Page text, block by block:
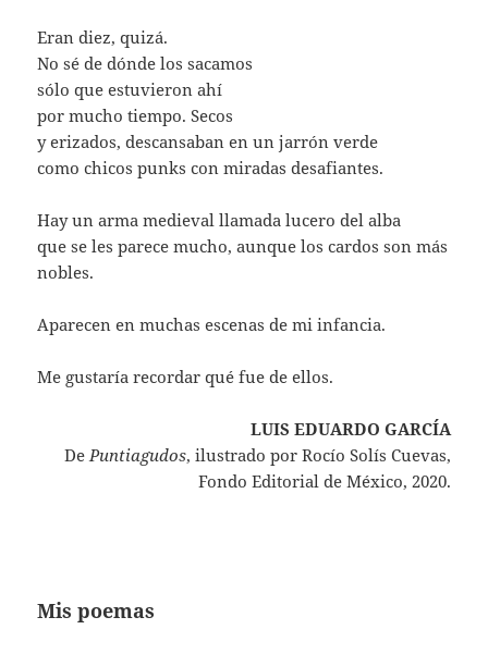
Eran diez, quizá.
No sé de dónde los sacamos
sólo que estuvieron ahí
por mucho tiempo. Secos
y erizados, descansaban en un jarrón verde
como chicos punks con miradas desafiantes.
Hay un arma medieval llamada lucero del alba
que se les parece mucho, aunque los cardos son más
nobles.
Aparecen en muchas escenas de mi infancia.
Me gustaría recordar qué fue de ellos.
LUIS EDUARDO GARCÍA
DePuntiagudos, ilustrado por Rocío Solís Cuevas,
Fondo Editorial de México, 2020.
Mis poemas